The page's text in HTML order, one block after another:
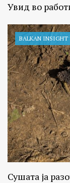
Увид во
BALKAN INSIGHT
Сушата ја